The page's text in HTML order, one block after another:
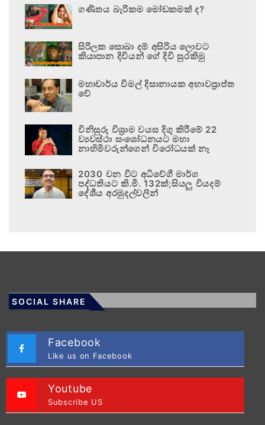
ගණිතය බැරිකම මෝඩකමක් ද?
සිරිලක සොබා දම් අසිරිය ලොවට
කියාපාන දිවියන් ගේ දිවි සුරකිමු
මහාචාර්ය විමල් දිසානායක අභාවප්‍රාප්ත
වේ
විනිසුරු විශ්‍රාම වයස දිගු කිරීමේ 22
ව්‍යවස්ථා සංශෝධනයට මහා
නාහිමිවරුන්ගෙන් විරෝධයක් නෑ
2030 වන විට අධිවේගී මාර්ග
පද්ධතියට කි.මී. 132ක්;සියලු වියදම්
දේශීය අරමුදල්වලින්
SOCIAL SHARE
Facebook
Like us on Facebook
Youtube
Subscribe US